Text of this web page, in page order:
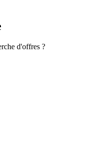
d'offres ?